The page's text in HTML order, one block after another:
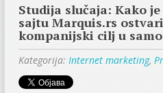
Studija slučaja: Kako
sajtu Marquis.rs
kompanijski cilj u
Kategorija: Internet marketing,